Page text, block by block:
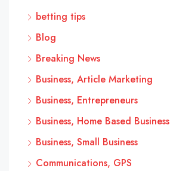
betting tips
Blog
Breaking News
Business, Article Marketing
Business, Entrepreneurs
Business, Home Based Business
Business, Small Business
Communications, GPS